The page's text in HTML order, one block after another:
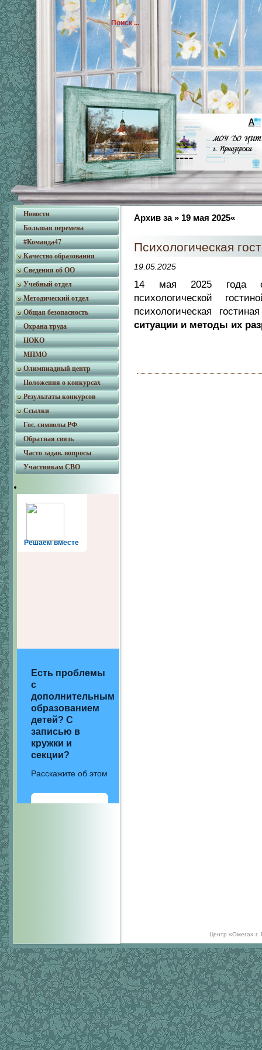
Архив за » 19 мая 2025«
Психологическая
19.05.2025
14 мая 2025 года
психологической
психологическая
ситуации и методы их
Новости
Большая перемена
#Команда47
Качество образования
Сведения об ОО
Учебный отдел
Методический отдел
Общая безопасность
Охрана труда
НОКО
МПМО
Олимпиадный центр
Положения о конкурсах
Результаты конкурсов
Ссылки
Гос. символы РФ
Обратная связь
Часто задав. вопросы
Участникам СВО
Решаем вместе
Есть проблемы
с
дополнительным
образованием
детей? С
записью в
кружки и
секции?
Расскажите об этом
Центр «Омега» г.